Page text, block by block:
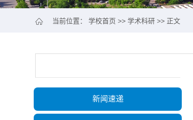
当前位置： 学校首页 >> 学术科研 >> 正文
新闻速递